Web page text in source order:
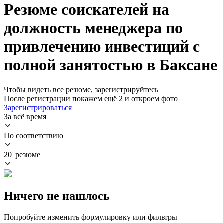
Резюме соискателей на
должность менеджера по
привлечению инвестиций с
полной занятостью в Баксане
Чтобы видеть все резюме, зарегистрируйтесь
После регистрации покажем ещё 2 и откроем фото
Зарегистрироваться
За всё время
По соответствию
20 резюме
Ничего не нашлось
Попробуйте изменить формулировку или фильтры